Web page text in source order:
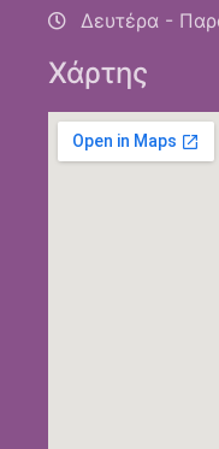
Δευτέρα -
Χάρτης